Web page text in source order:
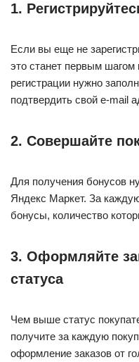
1.
Если вы еще не
это станет первым
регистрации нужно
подтвердить свой e-mail
2. Совершайте
Для получения бонусов
Яндекс Маркет. За
бонусы, количество
3. Оформляйте
статуса
Чем выше статус
получите за каждую
оформление заказов от